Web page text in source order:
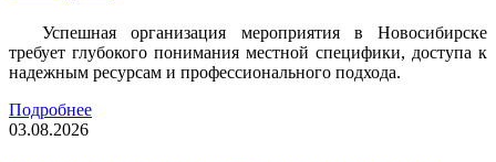
Успешная организация мероприятия в Новосибирске
требует глубокого понимания местной специфики, доступа к
надежным ресурсам и профессионального подхода.
Подробнее
03.08.2026